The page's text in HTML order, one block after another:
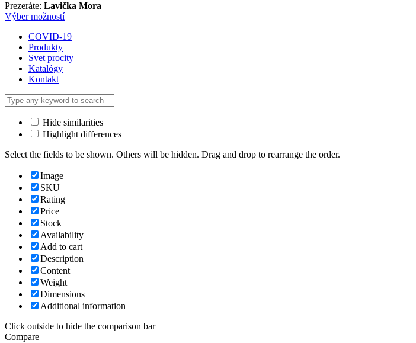
Prezeráte: Lavička Mora
Výber možností
COVID-19
Produkty
Svet procity
Katalógy
Kontakt
Hide similarities
Highlight differences
Select the fields to be shown. Others will be hidden. Drag and drop to rearrange the order.
Image
SKU
Rating
Price
Stock
Availability
Add to cart
Description
Content
Weight
Dimensions
Additional information
Click outside to hide the comparison bar
Compare